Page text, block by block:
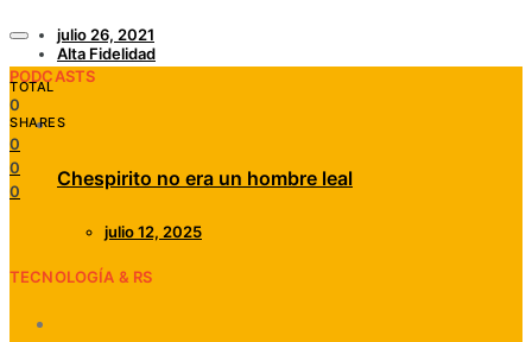
PODCASTS
Chespirito no era un hombre leal
julio 12, 2025
TECNOLOGÍA & RS
julio 26, 2021
Alta Fidelidad
TOTAL
0
SHARES
0
0
0